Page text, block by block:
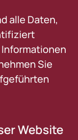
alle Daten,
Sie
Website